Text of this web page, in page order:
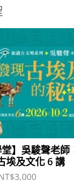
堂】吳駿聲老
埃及文化 6 講
3,000
價
格
：
N
T
$
3
0
0
0
。